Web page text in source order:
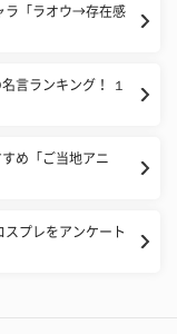
ラ「ラオウ→存在感
言ランキング！ １
め「ご当地アニ
プレをアンケート